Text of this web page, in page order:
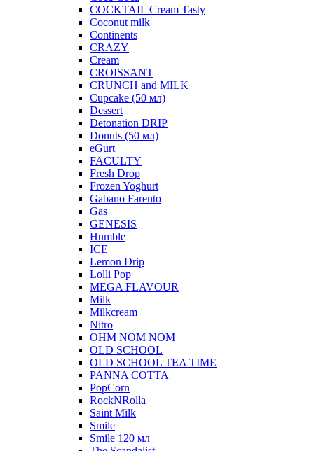
COCKTAIL Cream Tasty
Coconut milk
Continents
CRAZY
Cream
CROISSANT
CRUNCH and MILK
Cupcake (50 мл)
Dessert
Detonation DRIP
Donuts (50 мл)
eGurt
FACULTY
Fresh Drop
Frozen Yoghurt
Gabano Farento
Gas
GENESIS
Humble
ICE
Lemon Drip
Lolli Pop
MEGA FLAVOUR
Milk
Milkcream
Nitro
OHM NOM NOM
OLD SCHOOL
OLD SCHOOL TEA TIME
PANNA COTTA
PopCorn
RockNRolla
Saint Milk
Smile
Smile 120 мл